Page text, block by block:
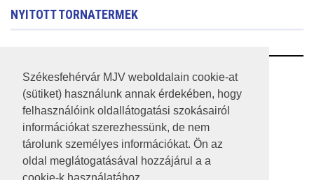
Székesfehérvár MJV weboldalain cookie-at
(sütiket) használunk annak érdekében, hogy
felhasználóink oldallátogatási szokásairól
információkat szerezhessünk, de nem
tárolunk személyes információkat. Ön az
oldal meglátogatásával hozzájárul a a
NYITOTT TORNATERMEK
RSS
A HONLAP 2017.03.31-I ÁLLAPOTA
JOGI NYILATKOZAT
IMPRESSZUM